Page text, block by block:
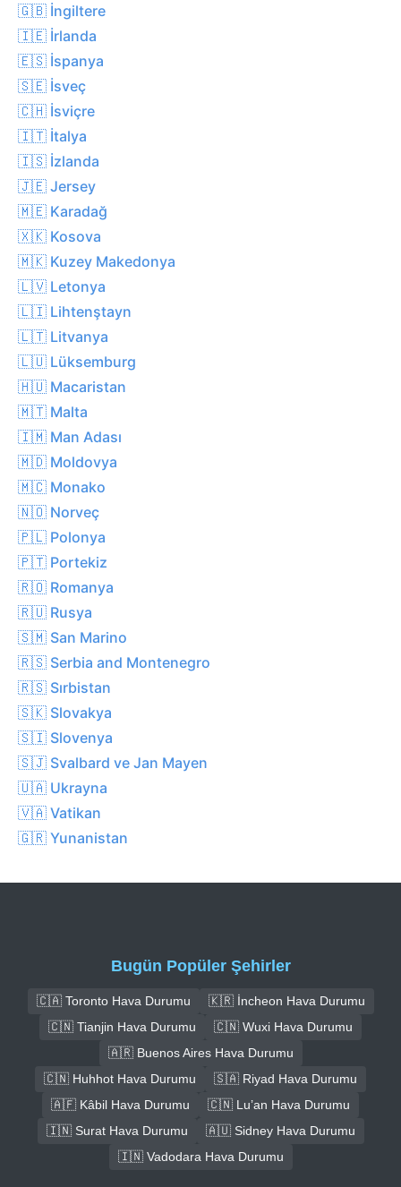
🇬🇧 İngiltere
🇮🇪 İrlanda
🇪🇸 İspanya
🇸🇪 İsveç
🇨🇭 İsviçre
🇮🇹 İtalya
🇮🇸 İzlanda
🇯🇪 Jersey
🇲🇪 Karadağ
🇽🇰 Kosova
🇲🇰 Kuzey Makedonya
🇱🇻 Letonya
🇱🇮 Lihtenştayn
🇱🇹 Litvanya
🇱🇺 Lüksemburg
🇭🇺 Macaristan
🇲🇹 Malta
🇮🇲 Man Adası
🇲🇩 Moldovya
🇲🇨 Monako
🇳🇴 Norveç
🇵🇱 Polonya
🇵🇹 Portekiz
🇷🇴 Romanya
🇷🇺 Rusya
🇸🇲 San Marino
🇷🇸 Serbia and Montenegro
🇷🇸 Sırbistan
🇸🇰 Slovakya
🇸🇮 Slovenya
🇸🇯 Svalbard ve Jan Mayen
🇺🇦 Ukrayna
🇻🇦 Vatikan
🇬🇷 Yunanistan
Bugün Popüler Şehirler
🇨🇦 Toronto Hava Durumu
🇰🇷 İncheon Hava Durumu
🇨🇳 Tianjin Hava Durumu
🇨🇳 Wuxi Hava Durumu
🇦🇷 Buenos Aires Hava Durumu
🇨🇳 Huhhot Hava Durumu
🇸🇦 Riyad Hava Durumu
🇦🇫 Kâbil Hava Durumu
🇨🇳 Lu’an Hava Durumu
🇮🇳 Surat Hava Durumu
🇦🇺 Sidney Hava Durumu
🇮🇳 Vadodara Hava Durumu